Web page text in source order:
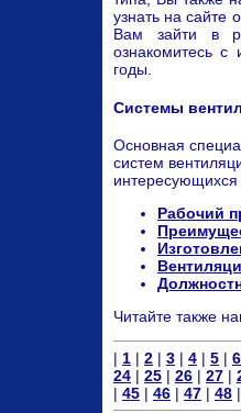
узнать на сайте
Вам зайти в
ознакомитесь с
годы.
Системы
Основная
систем
Рабочий
Читайте также
| 1 | 2 | 3 | 4 | 5 | 6
24 | 25 | 26 | 27 |
| 45 | 46 | 47 | 48